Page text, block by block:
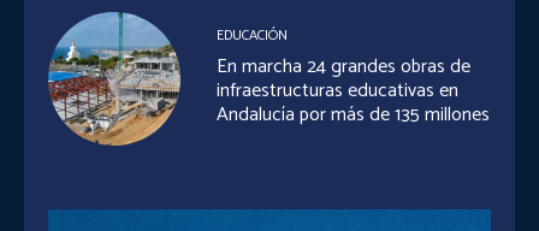
EDUCACIÓN
En marcha 24 grandes obras de
infraestructuras educativas en
Andalucía por más de 135 millones